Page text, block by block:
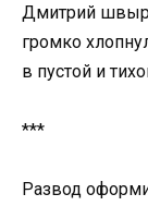
Дмитрий
громко
в пустой и
***
Развод